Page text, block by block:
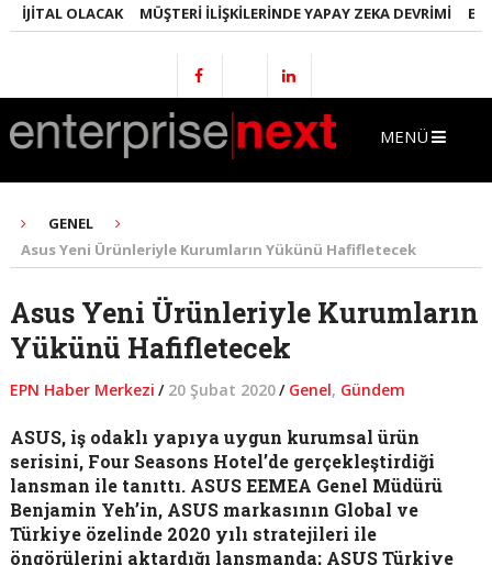
OLACAK MÜŞTERI İLIŞKILERINDE YAPAY ZEKA DEVRIMI
MENÜ
GENEL
Asus Yeni Ürünleriyle Kurumların Yükünü Hafifletecek
Asus Yeni Ürünleriyle Kurumların
Yükünü Hafifletecek
EPN Haber Merkezi / 20 Şubat 2020/ Genel, Gündem
ASUS, iş odaklı yapıya uygun kurumsal ürün
serisini, Four Seasons Hotel’de gerçekleştirdiği
lansman ile tanıttı. ASUS EEMEA Genel Müdürü
Benjamin Yeh’in, ASUS markasının Global ve
Türkiye özelinde 2020 yılı stratejileri ile
öngörülerini aktardığı lansmanda; ASUS Türkiye